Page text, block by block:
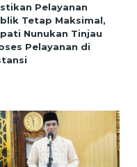
Pelayanan
Tetap Maksimal,
Nunukan Tinjau
Pelayanan di